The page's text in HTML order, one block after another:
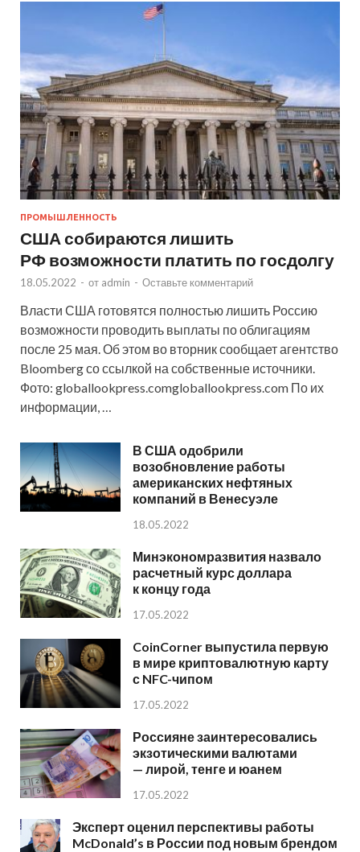
ПРОМЫШЛЕННОСТЬ
США собираются лишить
РФ возможности платить по госдолгу
18.05.2022 - от admin - Оставьте комментарий
Власти США готовятся полностью лишить Россию
возможности проводить выплаты по облигациям
после 25 мая. Об этом во вторник сообщает агентство
Bloomberg со ссылкой на собственные источники.
Фото: globallookpress.comgloballookpress.com По их
информации, …
В США одобрили
возобновление работы
американских нефтяных
компаний в Венесуэле
18.05.2022
Минэкономразвития назвало
расчетный курс доллара
к концу года
17.05.2022
CoinCorner выпустила первую
в мире криптовалютную карту
с NFC-чипом
17.05.2022
Россияне заинтересовались
экзотическими валютами
— лирой, тенге и юанем
17.05.2022
Эксперт оценил перспективы работы
McDonald’s в России под новым брендом